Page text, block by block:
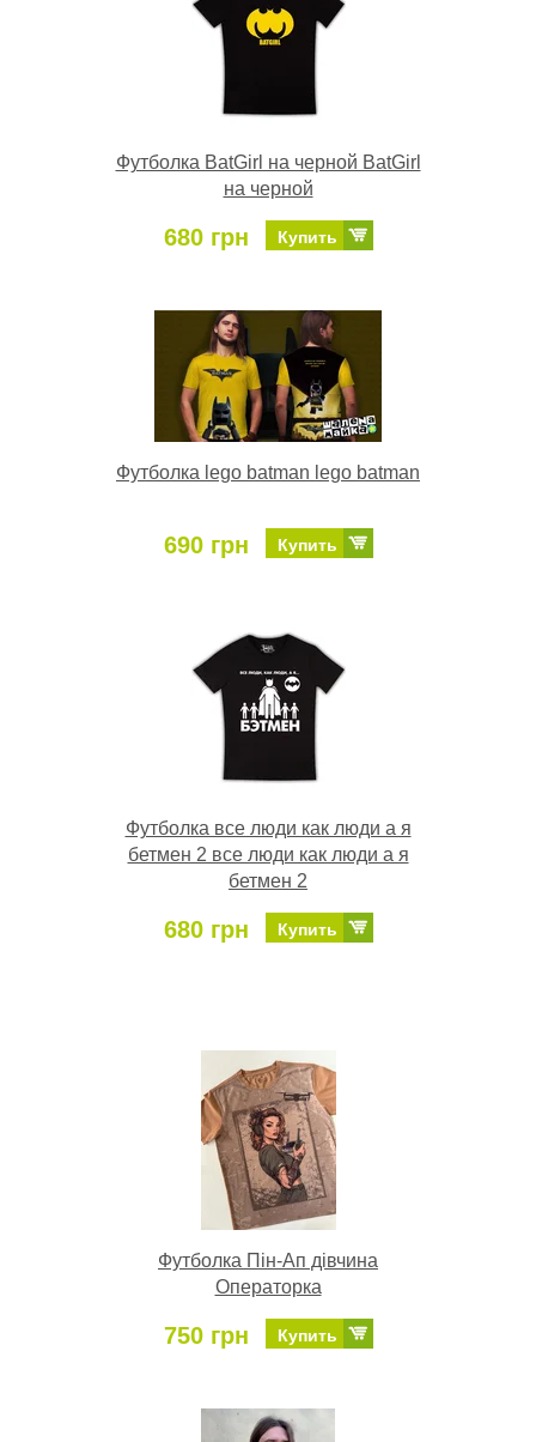
Футболка BatGirl на черной BatGirl
на черной
680 грн Купить
Футболка lego batman lego batman
690 грн Купить
Футболка все люди как люди а я
бетмен 2 все люди как люди а я
бетмен 2
680 грн Купить
Футболка Пін-Ап дівчина
Операторка
750 грн Купить